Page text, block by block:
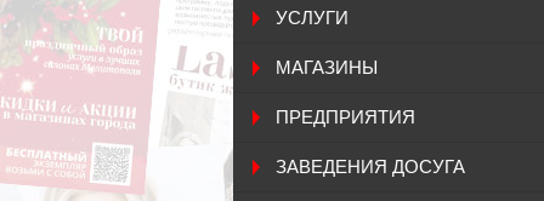
УСЛУГИ
МАГАЗИНЫ
ПРЕДПРИЯТИЯ
ЗАВЕДЕНИЯ ДОСУГА